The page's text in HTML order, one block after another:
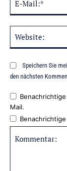
Speichern Sie
den nächsten
Mail.